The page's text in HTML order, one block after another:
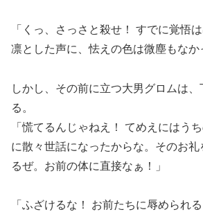
「くっ、さっさと殺せ！ すでに覚悟
凛とした声に、怯えの色は微塵もなか
しかし、その前に立つ大男グロムは
る。
「慌てるんじゃねえ！ てめえにはう
に散々世話になったからな。そのお
るぜ。お前の体に直接なぁ！」
「ふざけるな！ お前たちに辱められ